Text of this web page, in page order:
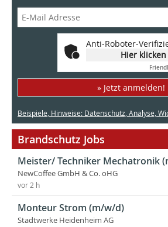
Anti-Roboter-
Hier klicken
» Jetzt anmelden!
Beispiele, Hinweise: Datenschutz, Analyse,
Brandschutz Jobs
Meister/ Techniker Mechatronik
NewCoffee GmbH & Co. oHG
vor 2 h
Monteur Strom (m/w/d)
Stadtwerke Heidenheim AG